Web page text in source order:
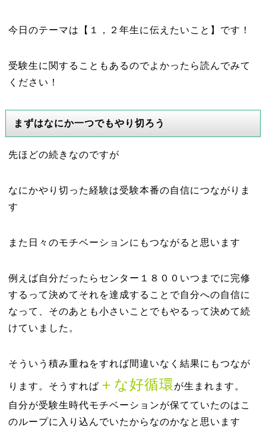
今日のテーマは【１，２年生に伝えたいこと】です！
受験生に関することもあるのでよかったら読んでみて
ください！
まずはなにか一つでもやり切ろう
先ほどの続きなのですが
なにかやり切った経験は受験本番の自信につながりま
す
また日々のモチベーションにもつながると思います
例えば自分だったらセンター１８００いつまでに完修
するって決めてそれを達成することで自分への自信に
なって、そのあとも小さいことでもやるって決めて続
けていました。
そういう積み重ねをすれば間違いなく結果にもつなが
ります。そうすれば ＋な好循環が生まれます。
自分が受験生時代モチベーションが保てていたのはこ
のループに入り込んでいたからなのかなと思います